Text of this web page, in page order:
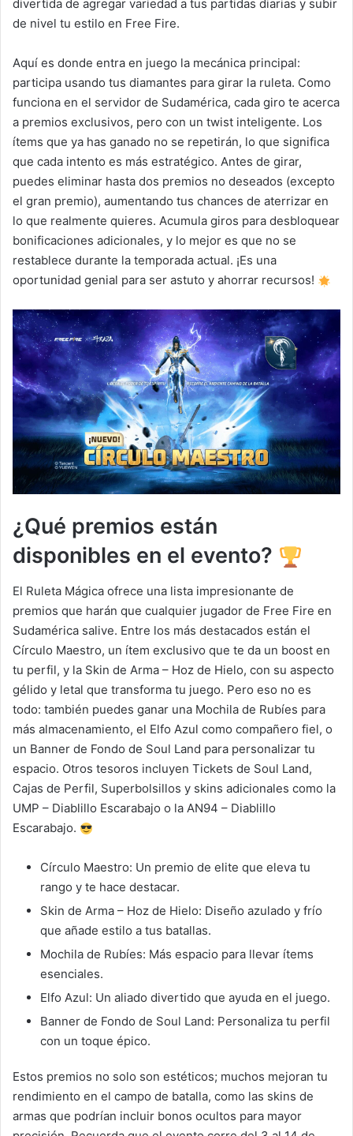
divertida de agregar variedad a tus partidas diarias y subir
de nivel tu estilo en Free Fire.
Aquí es donde entra en juego la mecánica principal:
participa usando tus diamantes para girar la ruleta. Como
funciona en el servidor de Sudamérica, cada giro te acerca
a premios exclusivos, pero con un twist inteligente. Los
ítems que ya has ganado no se repetirán, lo que significa
que cada intento es más estratégico. Antes de girar,
puedes eliminar hasta dos premios no deseados (excepto
el gran premio), aumentando tus chances de aterrizar en
lo que realmente quieres. Acumula giros para desbloquear
bonificaciones adicionales, y lo mejor es que no se
restablece durante la temporada actual. ¡Es una
oportunidad genial para ser astuto y ahorrar recursos!
¿Qué premios están
disponibles en el evento?
El Ruleta Mágica ofrece una lista impresionante de
premios que harán que cualquier jugador de Free Fire en
Sudamérica salive. Entre los más destacados están el
Círculo Maestro, un ítem exclusivo que te da un boost en
tu perfil, y la Skin de Arma – Hoz de Hielo, con su aspecto
gélido y letal que transforma tu juego. Pero eso no es
todo: también puedes ganar una Mochila de Rubíes para
más almacenamiento, el Elfo Azul como compañero fiel, o
un Banner de Fondo de Soul Land para personalizar tu
espacio. Otros tesoros incluyen Tickets de Soul Land,
Cajas de Perfil, Superbolsillos y skins adicionales como la
UMP – Diablillo Escarabajo o la AN94 – Diablillo
Escarabajo.
Círculo Maestro: Un premio de elite que eleva tu
rango y te hace destacar.
Skin de Arma – Hoz de Hielo: Diseño azulado y frío
que añade estilo a tus batallas.
Mochila de Rubíes: Más espacio para llevar ítems
esenciales.
Elfo Azul: Un aliado divertido que ayuda en el juego.
Banner de Fondo de Soul Land: Personaliza tu perfil
con un toque épico.
Estos premios no solo son estéticos; muchos mejoran tu
rendimiento en el campo de batalla, como las skins de
armas que podrían incluir bonos ocultos para mayor